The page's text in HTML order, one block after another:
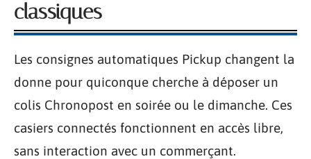
classiques
Les consignes automatiques Pickup changent la
donne pour quiconque cherche à déposer un
colis Chronopost en soirée ou le dimanche. Ces
casiers connectés fonctionnent en accès libre,
sans interaction avec un commerçant.